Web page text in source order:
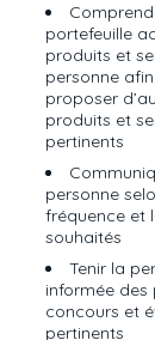
portefeuille
produits et
personne
proposer
produits et
pertinents
personne
fréquence et
souhaités
Tenir la
informée des
concours et
pertinents